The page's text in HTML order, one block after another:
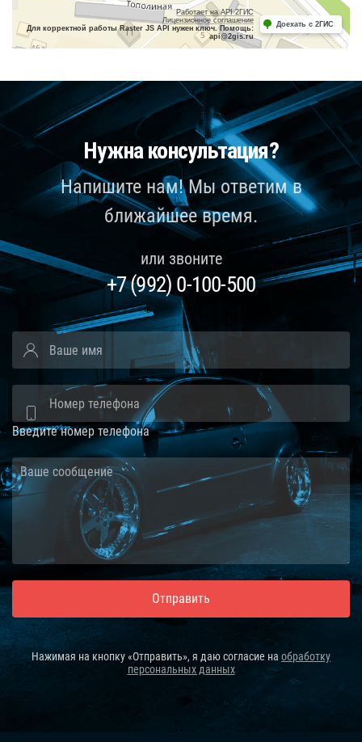
Работает на API 2ГИС
Лицензионное соглашение
Для корректной работы Raster JS API нужен ключ. Помощь:
api@2gis.ru
Доехать с 2ГИС
Нужна консультация?
Напишите нам! Мы ответим в
ближайшее время.
или звоните
+7 (992) 0-100-500
Введите номер телефона
Отправить
Нажимая на кнопку «Отправить», я даю согласие на обработку
персональных данных